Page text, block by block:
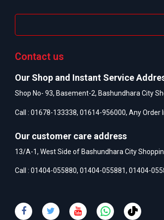
Contact us
Our Shop and Instant Service
Shop No- 93, Basement-2, Bashundhara City
Call : 01678-133338, 01614-956000, Any Order
Our customer care address
13/A-1, West Side of Bashundhara City
Call : 01404-055880, 01404-055881, 01404-